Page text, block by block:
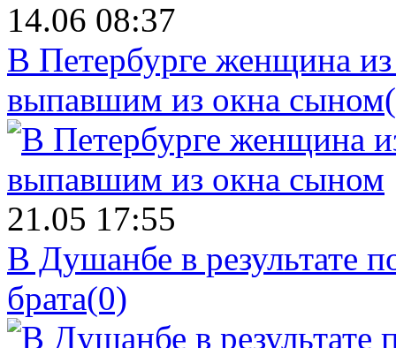
14.06 08:37
В Петербурге женщина
выпавшим из окна сыном
21.05 17:55
В Душанбе в результате
брата(0)